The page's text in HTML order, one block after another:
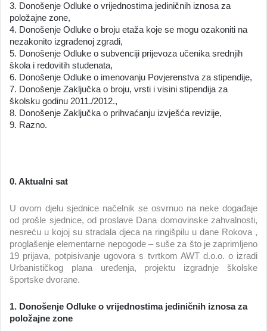
3. Donošenje Odluke o vrijednostima jediničnih iznosa za
položajne zone,
4. Donošenje Odluke o broju etaža koje se mogu ozakoniti na
nezakonito izgrađenoj zgradi,
5. Donošenje Odluke o subvenciji prijevoza učenika srednjih
škola i redovitih studenata,
6. Donošenje Odluke o imenovanju Povjerenstva za stipendije,
7. Donošenje Zaključka o broju, vrsti i visini stipendija za
školsku godinu 2011./2012.,
8. Donošenje Zaključka o prihvaćanju izvješća revizije,
9. Razno.
0. Aktualni sat
U ovom djelu sjednice načelnik se osvrnuo na neke događaje
od prošle sjednice, od proslave Dana domovinske zahvalnosti,
nesreću u kojoj su stradala djeca na ringišpilu u dane Rokova ,
proglašenje elementarne nepogode – suše za što je zaprimljeno
19 prijava, potpisivanje ugovora s tvrtkom AWT d.o.o. o izradi
Urbanističkog plana uređenja, projektu izgradnje školske
športske dvorane.
1. Donošenje Odluke o vrijednostima jediničnih iznosa za
položajne zone